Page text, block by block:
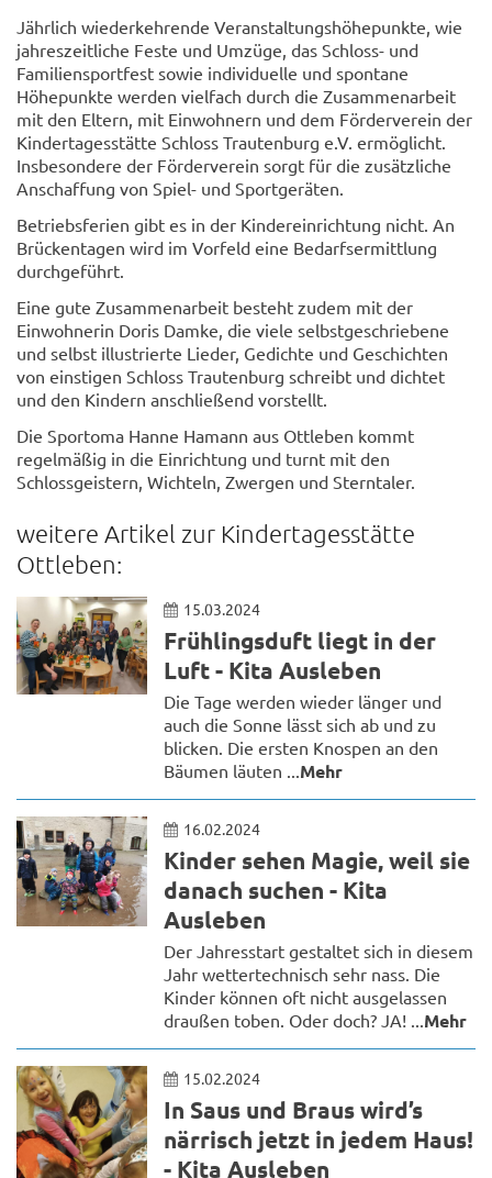
Jährlich wiederkehrende Veranstaltungshöhepunkte, wie
jahreszeitliche Feste und Umzüge, das Schloss- und
Familiensportfest sowie individuelle und spontane
Höhepunkte werden vielfach durch die Zusammenarbeit
mit den Eltern, mit Einwohnern und dem Förderverein der
Kindertagesstätte Schloss Trautenburg e.V. ermöglicht.
Insbesondere der Förderverein sorgt für die zusätzliche
Anschaffung von Spiel- und Sportgeräten.
Betriebsferien gibt es in der Kindereinrichtung nicht. An
Brückentagen wird im Vorfeld eine Bedarfsermittlung
durchgeführt.
Eine gute Zusammenarbeit besteht zudem mit der
Einwohnerin Doris Damke, die viele selbstgeschriebene
und selbst illustrierte Lieder, Gedichte und Geschichten
von einstigen Schloss Trautenburg schreibt und dichtet
und den Kindern anschließend vorstellt.
Die Sportoma Hanne Hamann aus Ottleben kommt
regelmäßig in die Einrichtung und turnt mit den
Schlossgeistern, Wichteln, Zwergen und Sterntaler.
weitere Artikel zur Kindertagesstätte
Ottleben:
15.03.2024
Frühlingsduft liegt in der
Luft - Kita Ausleben
Die Tage werden wieder länger und
auch die Sonne lässt sich ab und zu
blicken. Die ersten Knospen an den
Bäumen läuten ... Mehr
16.02.2024
Kinder sehen Magie, weil sie
danach suchen - Kita
Ausleben
Der Jahresstart gestaltet sich in diesem
Jahr wettertechnisch sehr nass. Die
Kinder können oft nicht ausgelassen
draußen toben. Oder doch? JA! ... Mehr
15.02.2024
In Saus und Braus wird’s
närrisch jetzt in jedem Haus!
- Kita Ausleben